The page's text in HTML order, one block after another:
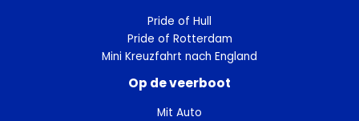
Pride of Hull
Pride of Rotterdam
Mini Kreuzfahrt nach England
Op de veerboot
Mit Auto